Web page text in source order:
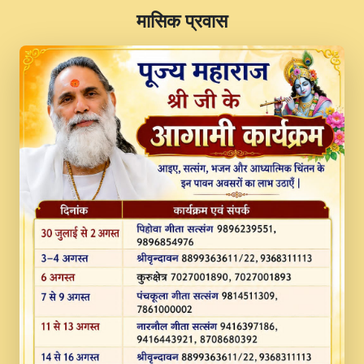
JINU SATGURU AAP BULAVE by Rasik
Pawan ji 20-11-19 Sankirtan At VEER JI
PRABHU KUTEER CHANNEL.mp3
Kina Sohna Tera Bhawan Sajaya Mata
Vaishno Devi Aarti Mata Rani Bhajan By
Lakhwinder Wadali Ji.mp3
MERE MANN VICH KANTH KALER
NEW PUNAJBI DEVOTIONAL SONG 2017
FULL VIDEO HD.mp3
Na To Roop Hai Bindu Ji Maharaj Pad - A
Divine Bhajan by Shri Indresh Ji
#BhaktiPath.mp3
Radha Rani Ki Kirpa Best Devotional
Song By Chitra Vichitra.mp3
​मासिक प्रवास